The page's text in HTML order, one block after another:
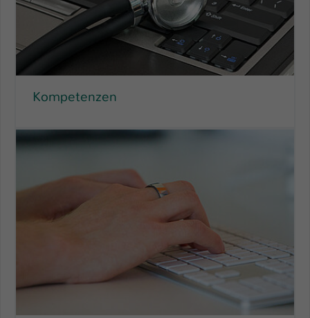
Kompetenzen